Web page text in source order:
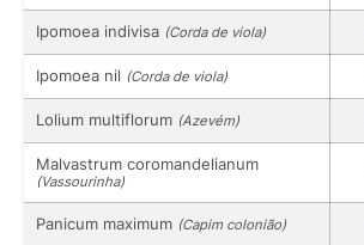
Ipomoea indivisa (Corda de viola)
Ipomoea nil (Corda de viola)
Lolium multiflorum (Azevém)
Malvastrum coromandelianum
(Vassourinha)
Panicum maximum (Capim colonião)